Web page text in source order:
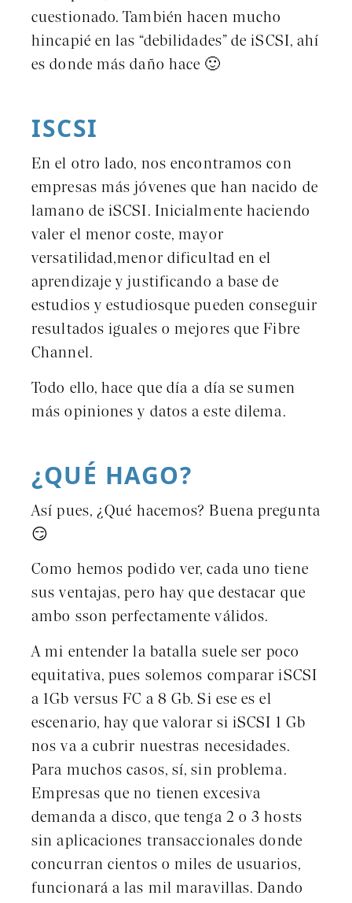
cuestionado. También hacen mucho
hincapié en las “debilidades” de iSCSI, ahí
es donde más daño hace 🙂
ISCSI
En el otro lado, nos encontramos con
empresas más jóvenes que han nacido de
lamano de iSCSI. Inicialmente haciendo
valer el menor coste, mayor
versatilidad,menor dificultad en el
aprendizaje y justificando a base de
estudios y estudiosque pueden conseguir
resultados iguales o mejores que Fibre
Channel.
Todo ello, hace que día a día se sumen
más opiniones y datos a este dilema.
¿QUÉ HAGO?
Así pues, ¿Qué hacemos? Buena pregunta
😏
Como hemos podido ver, cada uno tiene
sus ventajas, pero hay que destacar que
ambo sson perfectamente válidos.
A mi entender la batalla suele ser poco
equitativa, pues solemos comparar iSCSI
a 1Gb versus FC a 8 Gb. Si ese es el
escenario, hay que valorar si iSCSI 1 Gb
nos va a cubrir nuestras necesidades.
Para muchos casos, sí, sin problema.
Empresas que no tienen excesiva
demanda a disco, que tenga 2 o 3 hosts
sin aplicaciones transaccionales donde
concurran cientos o miles de usuarios,
funcionará a las mil maravillas. Dando